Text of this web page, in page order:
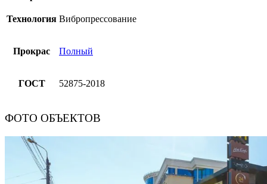
Технология Вибропрессование
Прокрас Полный
ГОСТ 52875-2018
ФОТО ОБЪЕКТОВ